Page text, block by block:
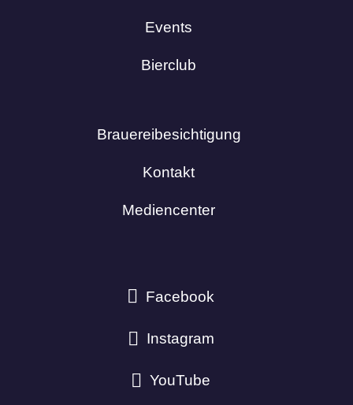
Events
Bierclub
Brauereibesichtigung
Kontakt
Mediencenter
Facebook
Instagram
YouTube